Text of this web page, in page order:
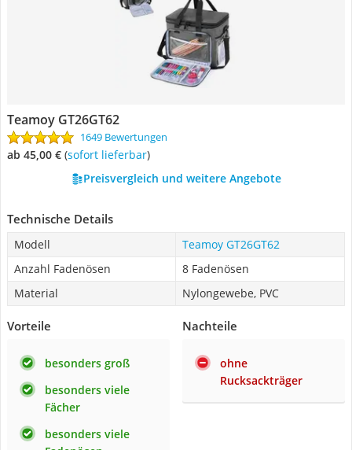
Teamoy GT26GT62
1649 Bewertungen
ab 45,00 € ( Sofort lieferbar)
Preisvergleich und weitere Angebote
Technische Details
Modell
Teamoy GT26GT62
Anzahl Fadenösen
8 Fadenösen
Material
Nylongewebe, PVC
Vorteile
besonders groß
besonders viele
Fächer
besonders viele
Nachteile
ohne
Rucksackträger